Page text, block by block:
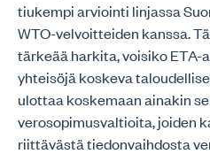
tiukempi arviointi linjassa
WTO-velvoitteiden kanssa.
tärkeää harkita, voisiko ETA-
yhteisöjä koskeva
ulottaa koskemaan ainakin
verosopimusvaltioita, joiden
riittävästä tiedonvaihdosta